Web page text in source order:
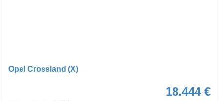
Opel Crossland (X)
18.444 €